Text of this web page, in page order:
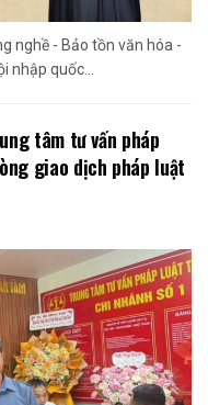
nghề - Bảo tồn văn hóa -
nhập quốc...
tâm tư vấn pháp
giao dịch pháp luật